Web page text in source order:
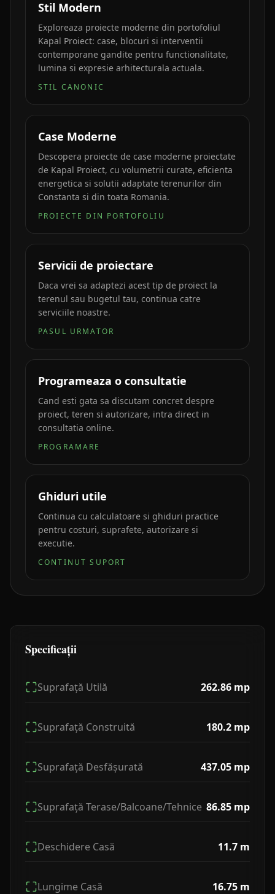
Stil Modern
Exploreaza proiecte moderne din portofoliul
Kapal Proiect: case, blocuri si interventii
contemporane gandite pentru functionalitate,
lumina si expresie arhitecturala actuala.
STIL CANONIC
Case Moderne
Descopera proiecte de case moderne proiectate
de Kapal Proiect, cu volumetrii curate, eficienta
energetica si solutii adaptate terenurilor din
Constanta si din toata Romania.
PROIECTE DIN PORTOFOLIU
Servicii de proiectare
Daca vrei sa adaptezi acest tip de proiect la
terenul sau bugetul tau, continua catre
serviciile noastre.
PASUL URMATOR
Programeaza o consultatie
Cand esti gata sa discutam concret despre
proiect, teren si autorizare, intra direct in
consultatia online.
PROGRAMARE
Ghiduri utile
Continua cu calculatoare si ghiduri practice
pentru costuri, suprafete, autorizare si
executie.
CONTINUT SUPORT
Specificații
Suprafață Utilă 262.86 mp
Suprafață Construită 180.2 mp
Suprafață Desfășurată 437.05 mp
Suprafață Terase/Balcoane/Tehnice 86.85 mp
Deschidere Casă 11.7 m
Lungime Casă 16.75 m